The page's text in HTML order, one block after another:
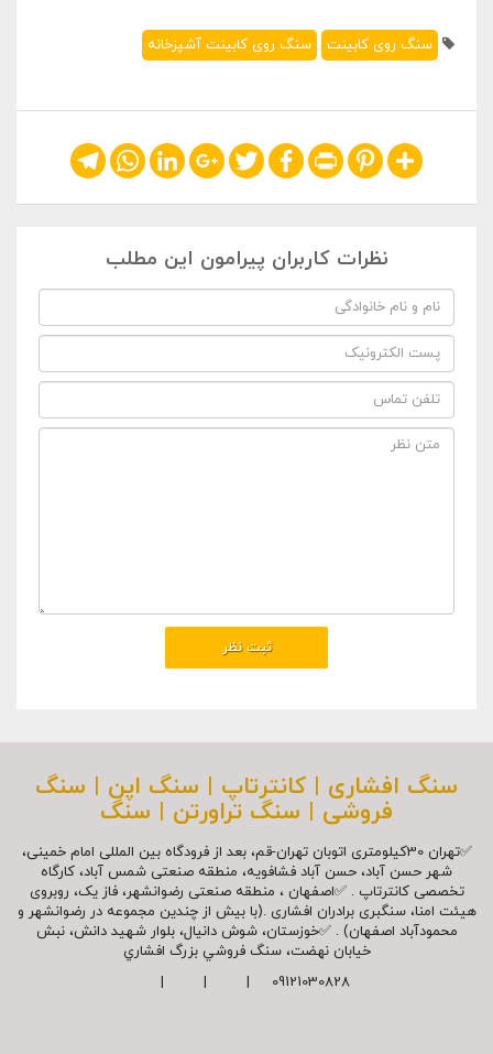
سنگ روی کابینت سنگ روی کابینت آشپزخانه
Share
Pinterest
Print
Facebook
Twitter
Google+
LinkedIn
WhatsApp
Telegram
نظرات کاربران پیرامون این مطلب
سنگ افشاری | کانترتاپ | سنگ اپن | سنگ
فروشی | سنگ تراورتن | سنگ
✅تهران 30کیلومتری اتوبان تهران-قم، بعد از فرودگاه بین المللی امام خمینی،
شهر حسن آباد، حسن آباد فشافویه، منطقه صنعتی شمس آباد، کارگاه
تخصصی کانترتاپ . ✅اصفهان ، منطقه صنعتی رضوانشهر، فاز یک، روبروی
هیئت امنا، سنگبری برادران افشاری .(با بیش از چندین مجموعه در رضوانشهر و
محمودآباد اصفهان) . ✅خوزستان، شوش دانیال، بلوار شهيد دانش، نبش
خیابان نهضت، سنگ فروشي بزرگ افشاري
09121030828 | | |